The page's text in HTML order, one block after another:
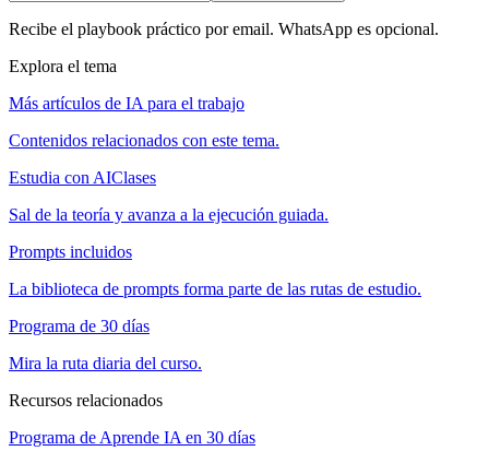
Recibe el playbook práctico por email. WhatsApp es opcional.
Explora el tema
Más artículos de IA para el trabajo
Contenidos relacionados con este tema.
Estudia con AIClases
Sal de la teoría y avanza a la ejecución guiada.
Prompts incluidos
La biblioteca de prompts forma parte de las rutas de estudio.
Programa de 30 días
Mira la ruta diaria del curso.
Recursos relacionados
Programa de Aprende IA en 30 días